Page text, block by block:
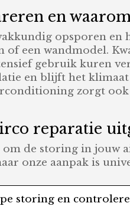
en
opsporen en
of een wandmodel.
gebruik kuren
en blijft het
zorgt
reparatie
de storing in jouw
onze aanpak is
storing en